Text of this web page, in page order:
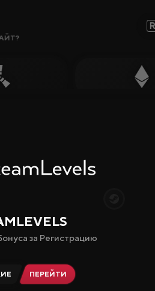
или Ключевые Слова…
ПЕРЕЙТИ
за Регистрацию